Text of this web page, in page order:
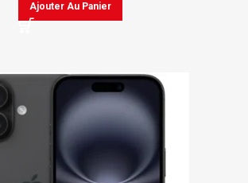
Ajouter Au Panier